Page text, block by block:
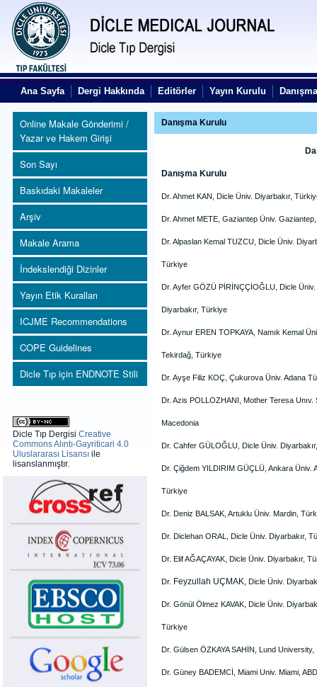
Ana Sayfa Dergi Hakkında Editörler Yayın Kurulu
Online Makale Gönderimi /
Yazar ve Hakem Girişi
Son Sayı
Baskıdaki Makaleler
Arşiv
Makale Arama
İndekslendiği Dizinler
Yayın Etik Kuralları
ICJME Recommendations
COPE Guidelines
Dicle Tıp için ENDNOTE Stili
Dicle Tıp Dergisi Creative
Commons Alıntı-Gayriticari 4.0
Uluslararası Lisansı ile
lisanslanmıştır.
Danışma Kurulu
Danışma Kurulu
Dr. Ahmet KAN, Dicle Üniv. Diyarbakır,
Dr. Ahmet METE, Gaziantep Üniv.
Dr. Alpaslan Kemal TUZCU, Dicle Üniv.
Türkiye
Dr. Ayfer GÖZÜ PİRİNÇÇİOĞLU, Dicle Üniv.
Diyarbakır, Türkiye
Dr. Aynur EREN TOPKAYA, Namık Kemal
Tekirdağ, Türkiye
Dr. Ayşe Filiz KOÇ, Çukurova Üniv. Adana
Dr. Azis POLLOZHANI, Mother Teresa Unıv.
Macedonia
Dr. Cahfer GÜLOĞLU, Dicle Üniv.
Dr. Çiğdem YILDIRIM GÜÇLÜ, Ankara Üniv.
Türkiye
Dr. Deniz BALSAK, Artuklu Üniv. Mardin,
Dr. Diclehan ORAL, Dicle Üniv. Diyarbakır,
Dr. Elif AĞAÇAYAK, Dicle Üniv. Diyarbakır,
Dr. Feyzullah UÇMAK, Dicle Üniv.
Dr. Gönül Ölmez KAVAK, Dicle Üniv.
Türkiye
Dr. Gülsen ÖZKAYA SAHİN, Lund University,
Dr. Güney BADEMCİ, Miami Univ. Miami, ABD